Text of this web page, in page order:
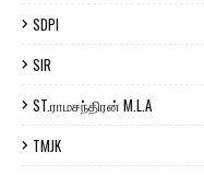
SDPI
SIR
ST.ராமசந்திரன் M.L.A
TMJK